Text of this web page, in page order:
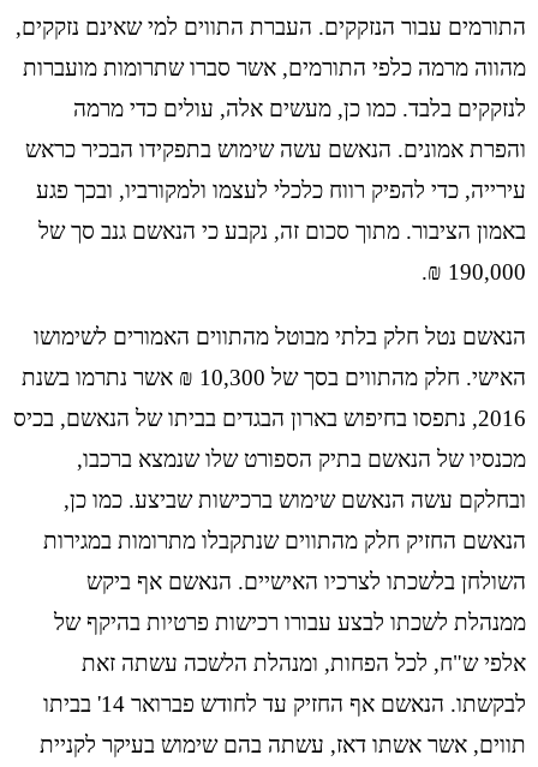
התורמים עבור הנזקקים. העברת התווים למי שאינם נזקקים,
מהווה מרמה כלפי התורמים, אשר סברו שתרומות מועברות
לנזקקים בלבד. כמו כן, מעשים אלה, עולים כדי מרמה
והפרת אמונים. הנאשם עשה שימוש בתפקידו הבכיר כראש
עירייה, כדי להפיק רווח כלכלי לעצמו ולמקורביו, ובכך פגע
באמון הציבור. מתוך סכום זה, נקבע כי הנאשם גנב סך של
190,000 ₪.
הנאשם נטל חלק בלתי מבוטל מהתווים האמורים לשימושו
האישי. חלק מהתווים בסך של 10,300 ₪ אשר נתרמו בשנת
2016, נתפסו בחיפוש בארון הבגדים בביתו של הנאשם, בכיס
מכנסיו של הנאשם בתיק הספורט שלו שנמצא ברכבו,
ובחלקם עשה הנאשם שימוש ברכישות שביצע. כמו כן,
הנאשם החזיק חלק מהתווים שנתקבלו מתרומות במגירות
השולחן בלשכתו לצרכיו האישיים. הנאשם אף ביקש
ממנהלת לשכתו לבצע עבורו רכישות פרטיות בהיקף של
אלפי ש"ח, לכל הפחות, ומנהלת הלשכה עשתה זאת
לבקשתו. הנאשם אף החזיק עד לחודש פברואר 14' בביתו
תווים, אשר אשתו דאז, עשתה בהם שימוש בעיקר לקניית